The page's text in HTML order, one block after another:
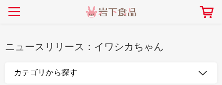
> イベント
> らっきょう
> オリーブレシピ
ニュースリリース： イワシカちゃん